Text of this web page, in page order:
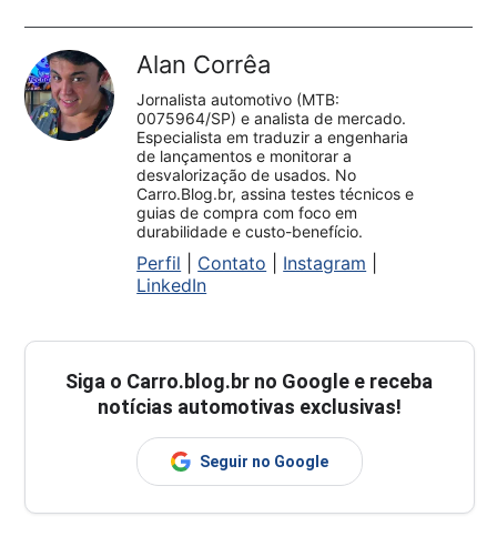
Alan Corrêa
Jornalista automotivo (MTB:
0075964/SP) e analista de mercado.
Especialista em traduzir a engenharia
de lançamentos e monitorar a
desvalorização de usados. No
Carro.Blog.br, assina testes técnicos e
guias de compra com foco em
durabilidade e custo-benefício.
Perfil Contato Instagram
LinkedIn
Siga o Carro.blog.br no Google e receba
notícias automotivas exclusivas!
Seguir no Google